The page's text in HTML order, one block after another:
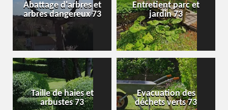
Abattage d'arbres et
arbres dangereux 73
Entretient parc et
jardin 73
Taille de haies et
arbustes 73
Evacuation des
déchets verts 73